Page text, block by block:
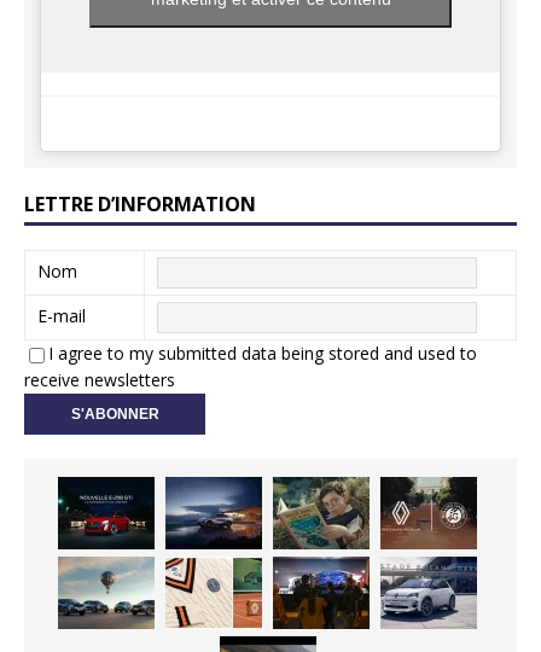
LETTRE D’INFORMATION
Nom
E-mail
I agree to my submitted data being stored and used to
receive newsletters